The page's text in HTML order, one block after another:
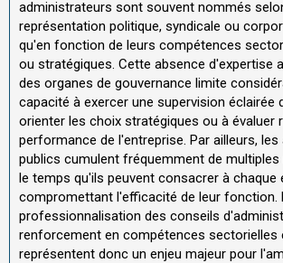
administrateurs sont souvent nommés
représentation politique, syndicale ou
qu'en fonction de leurs compétences
ou stratégiques. Cette absence d'expertise
des organes de gouvernance limite
capacité à exercer une supervision éclairée
orienter les choix stratégiques ou à évaluer
performance de l'entreprise. Par ailleurs,
publics cumulent fréquemment de
le temps qu'ils peuvent consacrer à chaque
compromettant l'efficacité de leur fonction.
professionnalisation des conseils
renforcement en compétences sectorielles
représentent donc un enjeu majeur pour